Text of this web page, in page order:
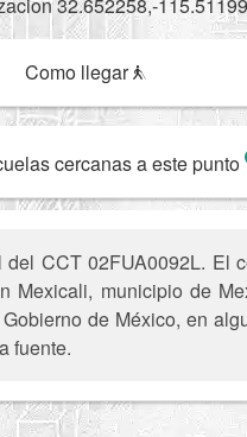
Como llegar
cercanas a este punto
del CCT 02FUA0092L. El
Mexicali, municipio de
de México, en
fuente.